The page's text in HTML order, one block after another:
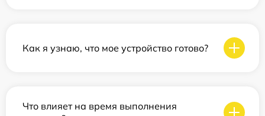
Как я узнаю, что мое устройство готово?
Что влияет на время выполнения